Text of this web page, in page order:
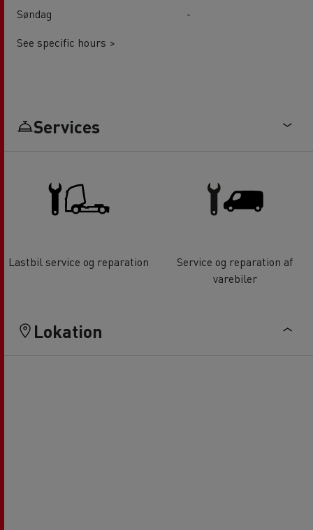
Søndag
-
See specific hours >
Services
Lastbil service og reparation
Service og reparation af
varebiler
Lokation